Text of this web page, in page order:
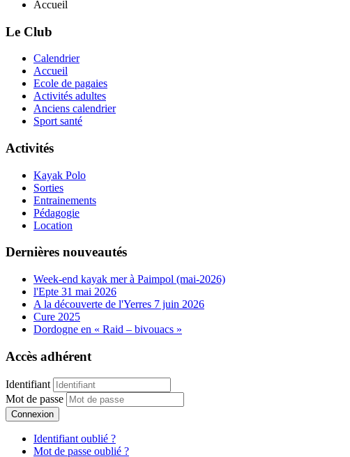
Accueil
Le Club
Calendrier
Accueil
Ecole de pagaies
Activités adultes
Anciens calendrier
Sport santé
Activités
Kayak Polo
Sorties
Entrainements
Pédagogie
Location
Dernières nouveautés
Week-end kayak mer à Paimpol (mai-2026)
l'Epte 31 mai 2026
A la découverte de l'Yerres 7 juin 2026
Cure 2025
Dordogne en « Raid – bivouacs »
Accès adhérent
Identifiant
Mot de passe
Connexion
Identifiant oublié ?
Mot de passe oublié ?